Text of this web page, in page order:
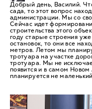
Добрый день, Василий.
сада, то этот вопрос
администрации. Мы со
Сейчас идет
строительства этого
году старые строения
остановок, то они все
метров. Летом мы
тротуара на участке
тротуара. Мы не
появится и в самом
планируется не